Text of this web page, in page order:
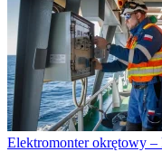
Elektromonter okrętowy